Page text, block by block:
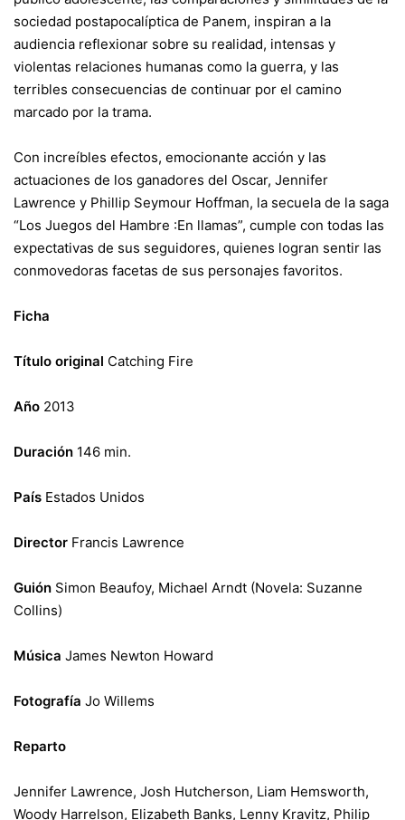
sociedad postapocalíptica de Panem, inspiran a la
audiencia reflexionar sobre su realidad, intensas y
violentas relaciones humanas como la guerra, y las
terribles consecuencias de continuar por el camino
marcado por la trama.
Con increíbles efectos, emocionante acción y las
actuaciones de los ganadores del Oscar, Jennifer
Lawrence y Phillip Seymour Hoffman, la secuela de la saga
“Los Juegos del Hambre :En llamas”, cumple con todas las
expectativas de sus seguidores, quienes logran sentir las
conmovedoras facetas de sus personajes favoritos.
Ficha
Título original Catching Fire
Año 2013
Duración 146 min.
País Estados Unidos
Director Francis Lawrence
Guión Simon Beaufoy, Michael Arndt (Novela: Suzanne
Collins)
Música James Newton Howard
Fotografía Jo Willems
Reparto
Jennifer Lawrence, Josh Hutcherson, Liam Hemsworth,
Woody Harrelson, Elizabeth Banks, Lenny Kravitz, Philip